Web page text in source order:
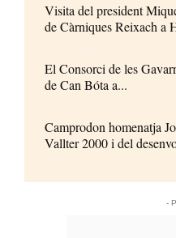
Visita del president
de Càrniques Reixach a
El Consorci de les
de Can Bóta a...
Camprodon homenatja
Vallter 2000 i del
-